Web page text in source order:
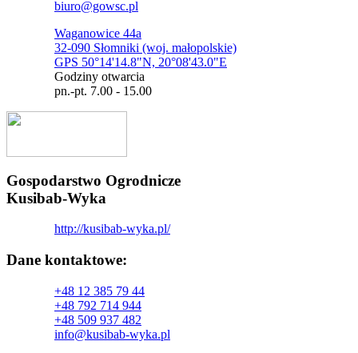
biuro@gowsc.pl
Waganowice 44a
32-090 Słomniki (woj. małopolskie)
GPS 50°14'14.8"N, 20°08'43.0"E
Godziny otwarcia
pn.-pt. 7.00 - 15.00
Gospodarstwo Ogrodnicze
Kusibab-Wyka
http://kusibab-wyka.pl/
Dane kontaktowe:
+48 12 385 79 44
+48 792 714 944
+48 509 937 482
info@kusibab-wyka.pl